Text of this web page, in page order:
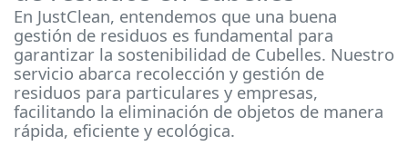
En JustClean, entendemos que una buena
gestión de residuos es fundamental para
garantizar la sostenibilidad de Cubelles. Nuestro
servicio abarca recolección y gestión de
residuos para particulares y empresas,
facilitando la eliminación de objetos de manera
rápida, eficiente y ecológica.